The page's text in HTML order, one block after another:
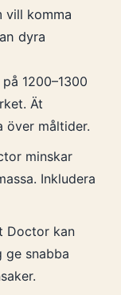
vill komma
dyra
1200–1300
Ät
över måltider.
minskar
Inkludera
Doctor kan
ge snabba